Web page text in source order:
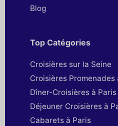
Blog
Top Catégories
Croisières sur la Seine
Croisières Promenades
Dîner-Croisières à Paris
Déjeuner Croisières à
Cabarets à Paris